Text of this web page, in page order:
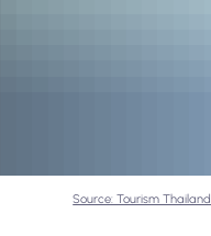
Source: Tourism Thailand